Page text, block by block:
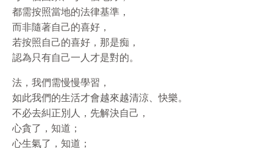
都需按照當地的法律基準，
而非隨著自己的喜好，
若按照自己的喜好，那是痴，
認為只有自己一人才是對的。
法，我們需慢慢學習，
如此我們的生活才會越來越清涼、快樂。
不必去糾正別人，先解決自己，
心貪了，知道；
心生氣了，知道；